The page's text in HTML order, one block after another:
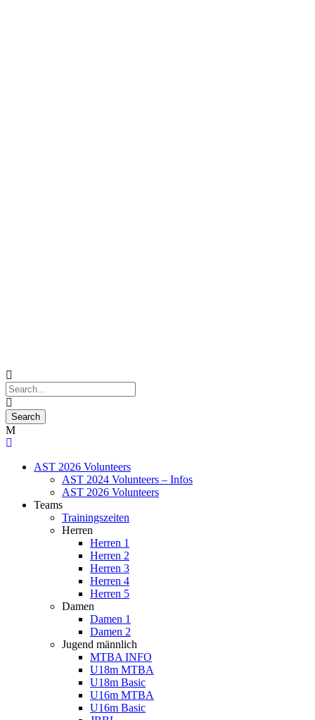
AST 2026 Volunteers
AST 2024 Volunteers – Infos
AST 2026 Volunteers
Teams
Trainingszeiten
Herren
Herren 1
Herren 2
Herren 3
Herren 4
Herren 5
Damen
Damen 1
Damen 2
Jugend männlich
MTBA INFO
U18m MTBA
U18m Basic
U16m MTBA
U16m Basic